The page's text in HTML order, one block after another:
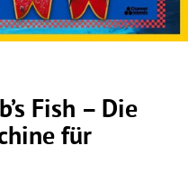
Fish – Die
für